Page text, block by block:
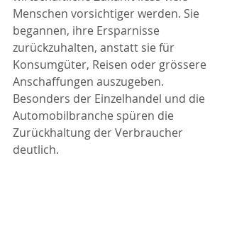
Menschen vorsichtiger werden. Sie
begannen, ihre Ersparnisse
zurückzuhalten, anstatt sie für
Konsumgüter, Reisen oder grössere
Anschaffungen auszugeben.
Besonders der Einzelhandel und die
Automobilbranche spüren die
Zurückhaltung der Verbraucher
deutlich.